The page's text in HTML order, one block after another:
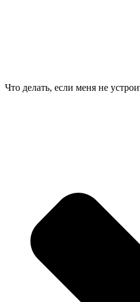
Что делать, если меня не